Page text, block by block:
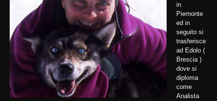
in
Piemonte
ed in
seguito si
trasferisce
ad Edolo (
Brescia )
dove si
diploma
come
Analista